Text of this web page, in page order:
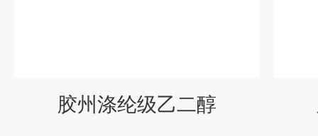
胶州涤纶级乙二醇